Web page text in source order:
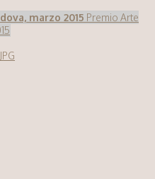
marzo 2015 Premio Arte